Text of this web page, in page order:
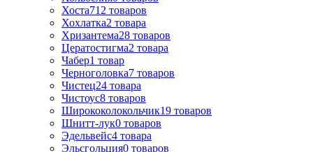
Хоста712 товаров
Хохлатка2 товара
Хризантема28 товаров
Цератостигма2 товара
Чабер1 товар
Черноголовка7 товаров
Чистец24 товара
Чистоус8 товаров
Ширококолокольчик19 товаров
Шнитт-лук0 товаров
Эдельвейс4 товара
Эльсгольция0 товаров